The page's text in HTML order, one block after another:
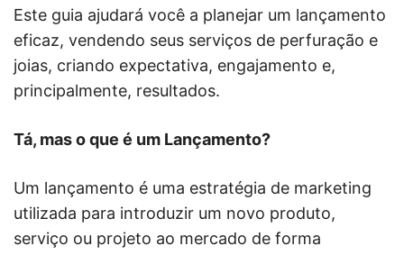
Este guia ajudará você a planejar um lançamento
eficaz, vendendo seus serviços de perfuração e
joias, criando expectativa, engajamento e,
principalmente, resultados.
Tá, mas o que é um Lançamento?
Um lançamento é uma estratégia de marketing
utilizada para introduzir um novo produto,
serviço ou projeto ao mercado de forma